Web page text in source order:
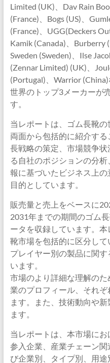
Limited (UK)、Dav Rain
(France)、Bogs (US)、
(France)、UGG(Deckers
Kamik (Canada)、Burberry
Sweden (Sweden)、Ilse
(Zennar Limited) (UK)、
(Portugal)、Warrior
世界のトップ3メーカーが
す。
当レポートは、ゴム長靴
両面から包括的に紹介す
長戦略の策定、市場競争
る自社のポジションの分
報に基づいたビジネス上
目的としています。
販売量と売上をベースに
2031年までの期間のゴム
ータを収録しています。
靴市場を包括的に区分して
プレイヤー別の製品に関
います。
市場のより詳細な理解の
業のプロフィール、それ
ます。また、技術動向や
ます。
当レポートは、本市場に
参入企業、産業チェーン
び企業別、タイプ別、用